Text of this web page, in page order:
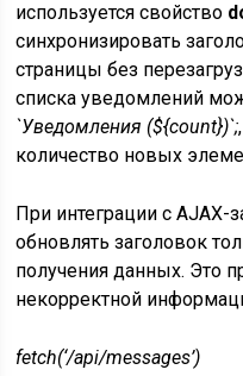
используется свойство
синхронизировать
страницы без
списка уведомлений
`Уведомления (${count})`;
количество новых
При интеграции с AJAX-
обновлять заголовок
получения данных. Это
некорректной
fetch(‘/api/messages’)